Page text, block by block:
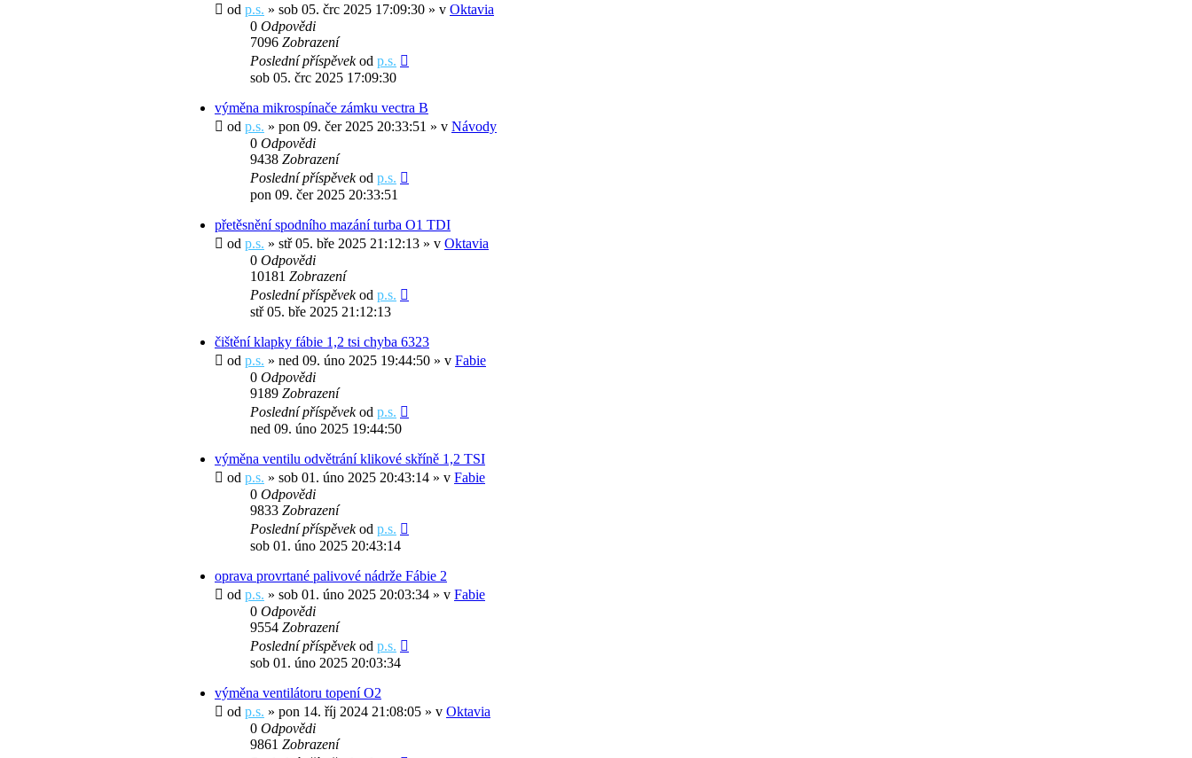
od p.s. » sob 05. črc 2025 17:09:30 » v Oktavia
0 Odpovědi
7096 Zobrazení
Poslední příspěvekod p.s.
sob 05. črc 2025 17:09:30
výměna mikrospínače zámku vectra B
od p.s. » pon 09. čer 2025 20:33:51 » v Návody
0 Odpovědi
9438 Zobrazení
Poslední příspěvekod p.s.
pon 09. čer 2025 20:33:51
přetěsnění spodního mazání turba O1 TDI
od p.s. » stř 05. bře 2025 21:12:13 » v Oktavia
0 Odpovědi
10181 Zobrazení
Poslední příspěvekod p.s.
stř 05. bře 2025 21:12:13
čištění klapky fábie 1,2 tsi chyba 6323
od p.s. » ned 09. úno 2025 19:44:50 » v Fabie
0 Odpovědi
9189 Zobrazení
Poslední příspěvekod p.s.
ned 09. úno 2025 19:44:50
výměna ventilu odvětrání klikové skříně 1,2 TSI
od p.s. » sob 01. úno 2025 20:43:14 » v Fabie
0 Odpovědi
9833 Zobrazení
Poslední příspěvekod p.s.
sob 01. úno 2025 20:43:14
oprava provrtané palivové nádrže Fábie 2
od p.s. » sob 01. úno 2025 20:03:34 » v Fabie
0 Odpovědi
9554 Zobrazení
Poslední příspěvekod p.s.
sob 01. úno 2025 20:03:34
výměna ventilátoru topení O2
od p.s. » pon 14. říj 2024 21:08:05 » v Oktavia
0 Odpovědi
9861 Zobrazení